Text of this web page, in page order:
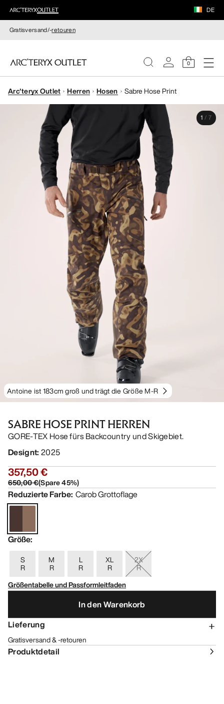
DE
Gratisversand/-retouren
0
DAMEN
HERREN
Arc'teryx Outlet Herren Hosen Sabre Hose Print
Antoine ist 183cm groß und trägt die Größe M-R
1 / 7
SABRE HOSE PRINT HERREN
GORE-TEX Hose fürs Backcountry und Skigebiet.
Designt: 2025
357,50 €
650,00 €(Spare45%)
Reduzierte Farbe: Carob Grottoflage
Größe:
S
R
M
R
L
R
XL
R
2X
R
Größentabelle und Passformleitfaden
In den Warenkorb
Lieferung
Gratisversand & -retouren
Produktdetail